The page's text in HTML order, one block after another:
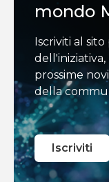
mondo
Iscriviti al
prossime
della
Iscriviti